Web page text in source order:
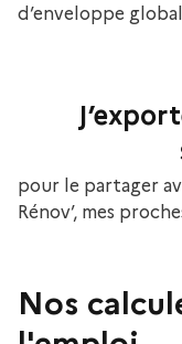
d’enveloppe
pour le partager
Rénov’, mes
Nos